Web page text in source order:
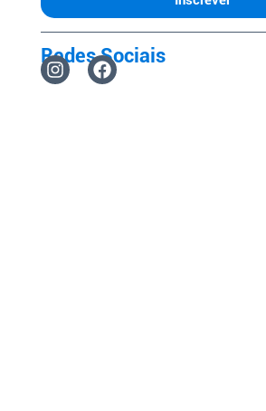
Redes Sociais